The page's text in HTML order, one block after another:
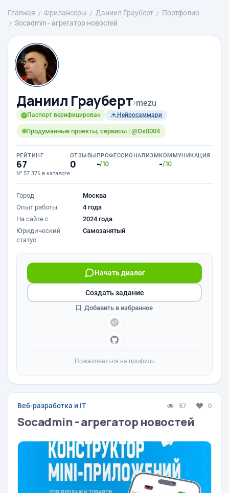
Главная Фрилансеры Даниил Грауберт
Портфолио
Socadmin - агрегатор новостей
Даниил Грауберт›mezu
Паспорт верифицирован Нейросаммари
Продуманные проекты, сервисы | @Ox0004
РЕЙТИНГ
67
№ 57 376 в каталоге
ОТЗЫВЫ
0
ПРОФЕССИОНАЛИЗМ
-/10
КОММУНИКАЦИЯ
-/10
Город
Москва
Опыт работы
4 года
На сайте с
2024 года
Юридический
статус
Самозанятый
Начать диалог
Создать задание
Добавить в избранное
Пожаловаться на профиль
Веб-разработка и IT 57 0
Socadmin - агрегатор новостей